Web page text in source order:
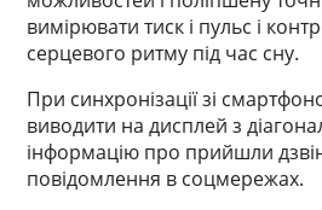
вимірювати тиск і пульс і
серцевого ритму під час сну.
При синхронізації зі
виводити на дисплей з
інформацію про прийшли
повідомлення в соцмережах.